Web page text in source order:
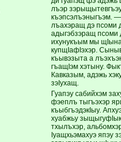
лъэр
къэпсэлъэныгъэм.
лъахэращ дэ
адыгэбзэращ псоми
ихунукъым мы
купщIафIэхэр.
къывэзыта а
гъащIэм хэтыну.
Кавказым, адэжь
зэIухащ.
Гуапэу сабийхэм
фэеплъ тыгъэхэр
къыбгъэдэкIыу.
хуабжьу
тхылъхэр,
Iуащхьэмахуэ япэу